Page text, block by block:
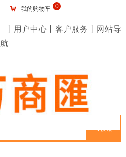
搜索
丨用户中心丨客户服务丨网站导
航
낙 我的购物车 0